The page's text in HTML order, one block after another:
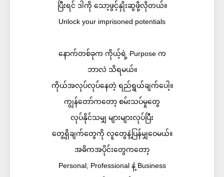
ပြီးရင် ဒါကို သော့ဖွင့်နှိုးဆွဖို့လိုတယ်။
Unlock your imprisoned potentials
နောက်တစ်ခုက ကိုယ့်ရဲ့ Purpose က
ဘာလဲ သိရမယ်။
ကိုယ်အလုပ်လုပ်နေတဲ့ ရည်ရွယ်ချက်ပေါ့။
ကျွန်တော်ကတော့ စမ်းသပ်မှုတွေ
လုပ်နိုင်သမျှ များများလုပ်ပြီး
တွေ့ရှိချက်တွေကို လူတွေနဲ့ပြန်မျှဝေမယ်။
အဓိကအပိုင်းတွေကတော့
Personal, Professional နဲ့ Business